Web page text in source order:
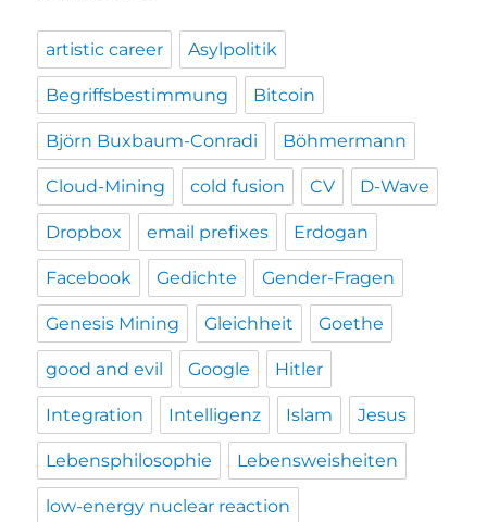
artistic career Asylpolitik
Begriffsbestimmung Bitcoin
Björn Buxbaum-Conradi Böhmermann
Cloud-Mining cold fusion CV D-Wave
Dropbox email prefixes Erdogan
Facebook Gedichte Gender-Fragen
Genesis Mining Gleichheit Goethe
good and evil Google Hitler
Integration Intelligenz Islam Jesus
Lebensphilosophie Lebensweisheiten
low-energy nuclear reaction